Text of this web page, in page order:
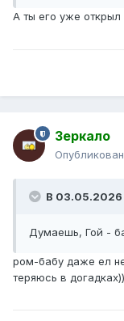
А ты его уже открыл
Зеркало
В 03.05.2026
Думаешь, Гой -
ром-бабу даже ел
теряюсь в догадках))